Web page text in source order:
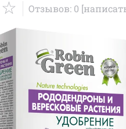
Отзывов: 0